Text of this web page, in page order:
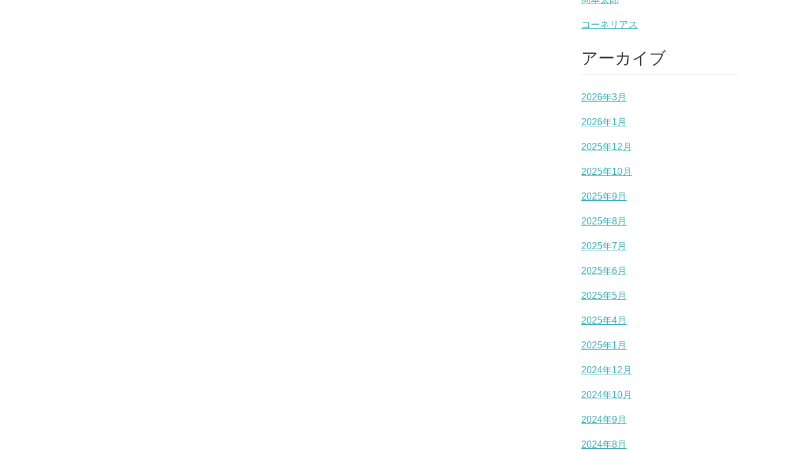
コーネリアス
アーカイブ
2026年3月
2026年1月
2025年12月
2025年10月
2025年9月
2025年8月
2025年7月
2025年6月
2025年5月
2025年4月
2025年1月
2024年12月
2024年10月
2024年9月
2024年8月